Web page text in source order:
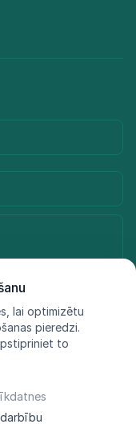
lai optimizētu
pieredzi.
to
īstenotāju